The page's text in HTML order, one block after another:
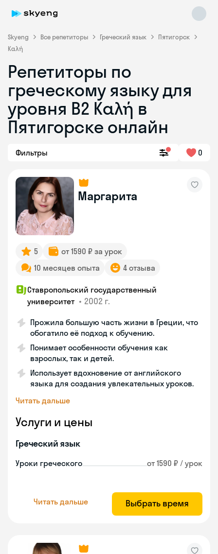
Skyeng Все репетиторы Греческий язык
Пятигорск
Καλή
Репетиторы по
греческому языку для
уровня Β2 Καλή в
Пятигорске онлайн
Фильтры 0
Маргарита
5
от 1590 ₽ за урок
10 месяцев опыта
4 отзыва
Ставропольский государственный
университет • 2002 г.
Прожила большую часть жизни в Греции, что
обогатило её подход к обучению.
Понимает особенности обучения как
взрослых, так и детей.
Использует вдохновение от английского
языка для создания увлекательных уроков.
Читать дальше
Услуги и цены
Греческий язык
Уроки греческого от 1590 ₽ / урок
Читать дальше Выбрать время
online